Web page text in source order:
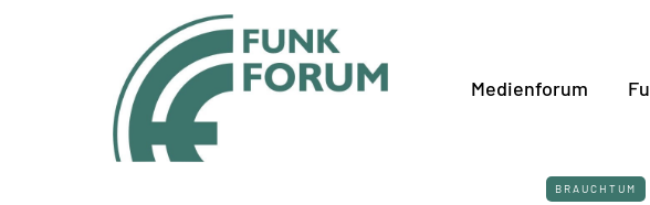
Medienforum
BRAUCHTUM